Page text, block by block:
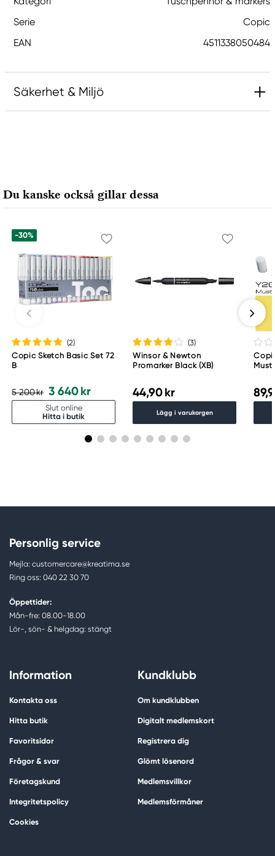
Serie
Copic
EAN
4511338050484
Säkerhet & Miljö
65205 Wiesbaden, Germany
export@holtz-gmbh.de
Copic
Too Marker Products Inc.
Meguro Higashiyama Bldg., 1-4-4 Higashiyama,
Meguro-ku
www.toomarker.co.jp
Du kanske också gillar dessa
-30%
(2)
Copic Sketch Basic Set 72
B
5 200 kr 3 640 kr
Slut online
Hitta i butik
(3)
Winsor & Newton
Promarker Black (XB)
44,90 kr
Lägg i varukorgen
Personlig service
Mejla: customercare@kreatima.se
Ring oss: 040 22 30 70
Öppettider:
Mån-fre: 08.00-18.00
Lör-, sön- & helgdag: stängt
Information
Kontakta oss
Hitta butik
Favoritsidor
Frågor & svar
Företagskund
Integritetspolicy
Cookies
Kundklubb
Om kundklubben
Digitalt medlemskort
Registrera dig
Glömt lösenord
Medlemsvillkor
Medlemsförmåner